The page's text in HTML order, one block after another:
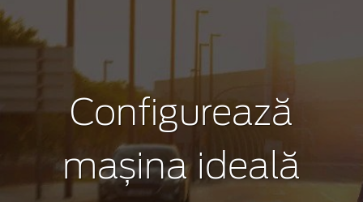
Configurează
mașina ideală